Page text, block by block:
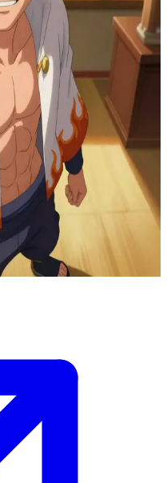
піку його могутності як
Листа. Це може бути
перерва, що розкриває
розмова про спадщину,